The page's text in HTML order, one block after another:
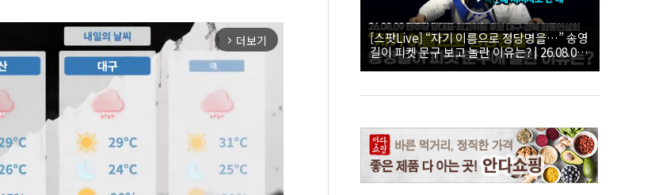
arrow_forward_ios 더보기
[스팟Live] “자기 이름으로 정당명을…” 송영
길이 피켓 문구 보고 놀란 이유는? | 26.08.09
더불어민주당 당대표·최고위원 후보 대구·경